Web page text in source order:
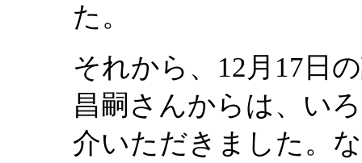
た。
それから、12月17日
昌嗣さんからは、い
介いただきました。